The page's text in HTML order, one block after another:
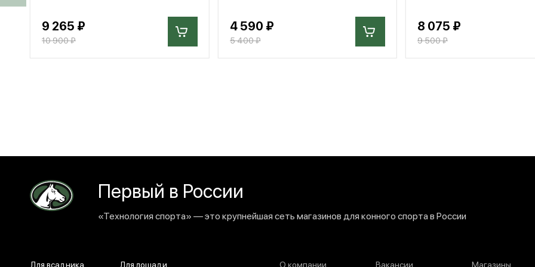
9 265 ₽
10 900 ₽
4 590 ₽
5 400 ₽
8 075 ₽
9 500 ₽
Первый в России
«Технология спорта» — это крупнейшая сеть магазинов для конного спорта в России
Для всадника Для лошади О компании Вакансии Магазины